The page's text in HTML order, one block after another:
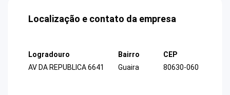
Localização e contato da empresa
Logradouro
AV DA REPUBLICA 6641
Bairro
Guaira
CEP
80630-060